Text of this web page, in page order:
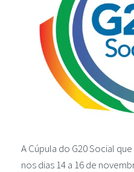
A Cúpula do G20 Social
nos dias 14 a 16 de